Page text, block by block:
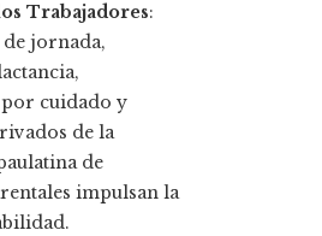
Trabajadores:
jornada,
por cuidado y
de la
de
impulsan la